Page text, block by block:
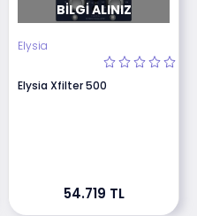
BILGI ALINIZ
Elysia
Elysia Xfilter 500
54.719 TL